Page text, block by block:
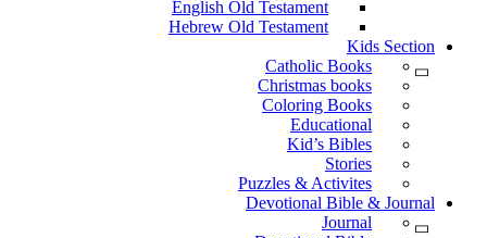
English Old Testament
Hebrew Old Testament
Kids Section
Catholic Books
Christmas books
Coloring Books
Educational
Kid’s Bibles
Stories
Puzzles & Activites
Devotional Bible & Journal
Journal